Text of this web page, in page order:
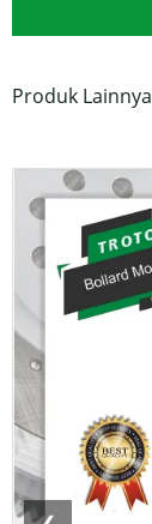
Produk Lainnya